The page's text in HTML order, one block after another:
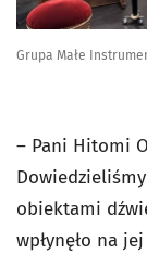
Grupa Małe
– Pani Hitomi
obiektami
wpłynęło na